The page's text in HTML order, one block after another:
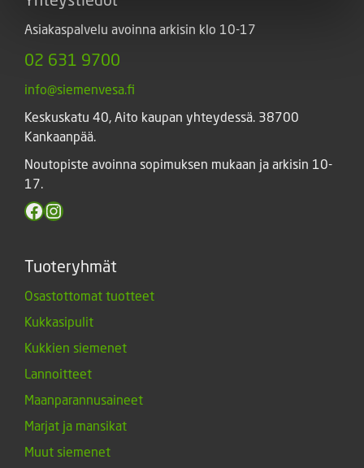
Asiakaspalvelu avoinna arkisin klo 10-17
02 631 9700
info@siemenvesa.fi
Keskuskatu 40, Aito kaupan yhteydessä. 38700
Kankaanpää.
Noutopiste avoinna sopimuksen mukaan ja arkisin 10-
17.
Facebook
Instagram
Tuoteryhmät
Osastottomat tuotteet
Kukkasipulit
Kukkien siemenet
Lannoitteet
Maanparannusaineet
Marjat ja mansikat
Muut siemenet